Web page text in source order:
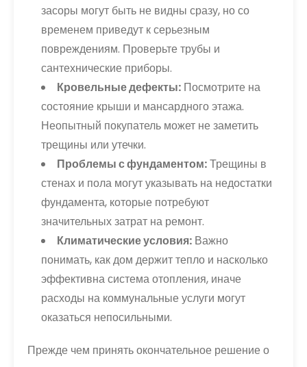
засоры могут быть не видны сразу, но со
временем приведут к серьезным
повреждениям. Проверьте трубы и
сантехнические приборы.
Кровельные дефекты: Посмотрите на
состояние крыши и мансардного этажа.
Неопытный покупатель может не заметить
трещины или утечки.
Проблемы с фундаментом:Трещины в
стенах и пола могут указывать на недостатки
фундамента, которые потребуют
значительных затрат на ремонт.
Климатические условия: Важно
понимать, как дом держит тепло и насколько
эффективна система отопления, иначе
расходы на коммунальные услуги могут
оказаться непосильными.
Прежде чем принять окончательное решение о